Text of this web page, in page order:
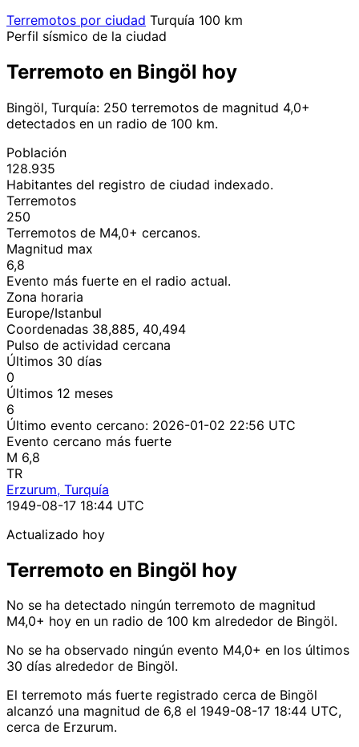
Terremotos por ciudad Turquía 100 km
Perfil sísmico de la ciudad
Terremoto en Bingöl hoy
Bingöl, Turquía: 250 terremotos de magnitud 4,0+
detectados en un radio de 100 km.
Población
128.935
Habitantes del registro de ciudad indexado.
Terremotos
250
Terremotos de M4,0+ cercanos.
Magnitud max
6,8
Evento más fuerte en el radio actual.
Zona horaria
Europe/Istanbul
Coordenadas 38,885, 40,494
Pulso de actividad cercana
Últimos 30 días
0
Últimos 12 meses
6
Último evento cercano: 2026-01-02 22:56 UTC
Evento cercano más fuerte
M 6,8
TR
Erzurum, Turquía
1949-08-17 18:44 UTC
Actualizado hoy
Terremoto en Bingöl hoy
No se ha detectado ningún terremoto de magnitud
M4,0+ hoy en un radio de 100 km alrededor de Bingöl.
No se ha observado ningún evento M4,0+ en los últimos
30 días alrededor de Bingöl.
El terremoto más fuerte registrado cerca de Bingöl
alcanzó una magnitud de 6,8 el 1949-08-17 18:44 UTC,
cerca de Erzurum.